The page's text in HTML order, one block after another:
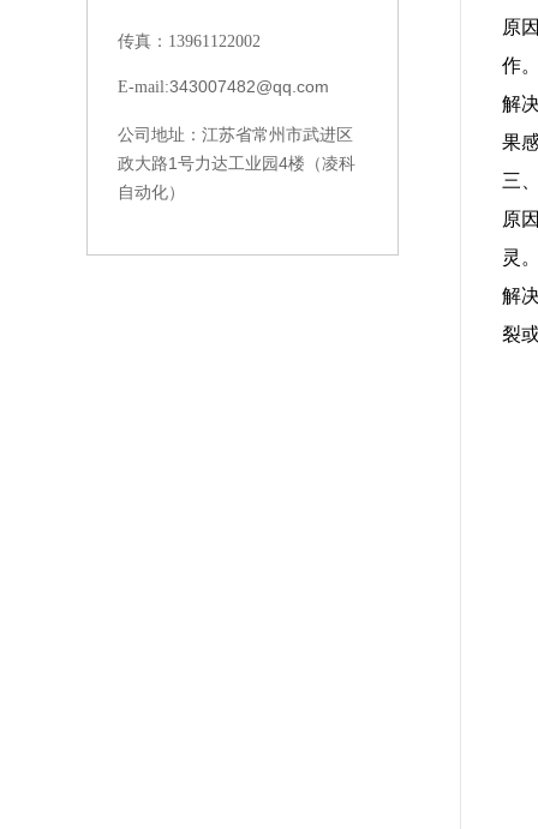
传真：13961122002
E-mail:343007482@qq.com
公司地址： 江苏省常州市武进区
政大路1号力达工业园4楼（凌科
自动化）
原
作。
解
果
三
原
灵。
解
裂